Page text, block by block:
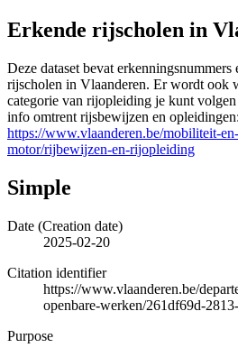
Erkende rijscholen in
Deze dataset bevat erkenningsnummers
rijscholen in Vlaanderen. Er wordt ook
categorie van rijopleiding je kunt
info omtrent rijsbewijzen en opleidingen:
https://www.vlaanderen.be/mobiliteit-
motor/rijbewijzen-en-rijopleiding
Simple
Date (Creation date)
2025-02-20
Citation identifier
https://www.vlaanderen.be/
openbare-werken/261df69d-
Purpose